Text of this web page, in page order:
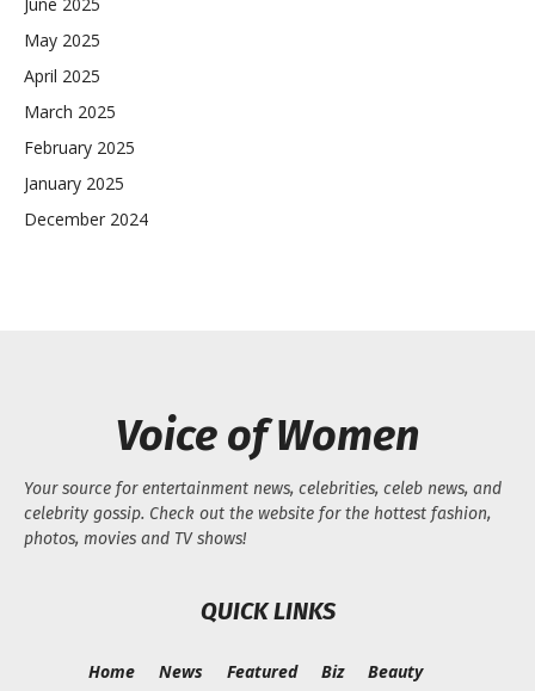
June 2025
May 2025
April 2025
March 2025
February 2025
January 2025
December 2024
Voice of Women
Your source for entertainment news, celebrities, celeb news, and
celebrity gossip. Check out the website for the hottest fashion,
photos, movies and TV shows!
QUICK LINKS
Home News Featured Biz Beauty